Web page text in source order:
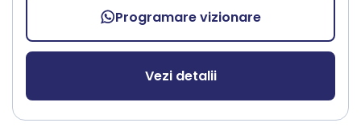
Programare vizionare
Vezi detalii